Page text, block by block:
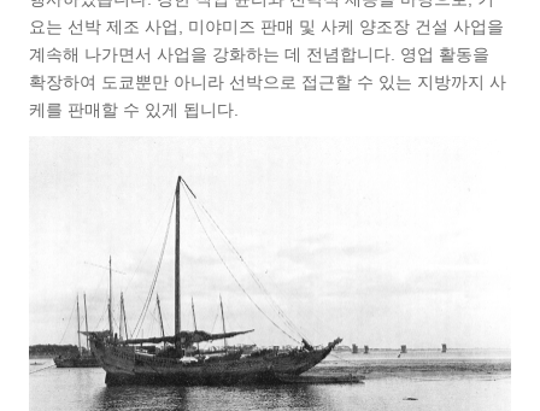
요는 선박 제조 사업, 미야미즈 판매 및 사케 양조장 건설 사업을
계속해 나가면서 사업을 강화하는 데 전념합니다. 영업 활동을
확장하여 도쿄뿐만 아니라 선박으로 접근할 수 있는 지방까지 사
케를 판매할 수 있게 됩니다.